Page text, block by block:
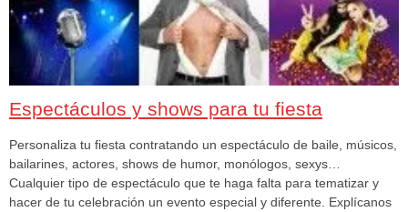
Espectáculos y shows para tu fiesta
Personaliza tu fiesta contratando un espectáculo de baile, músicos,
bailarines, actores, shows de humor, monólogos, sexys…
Cualquier tipo de espectáculo que te haga falta para tematizar y
hacer de tu celebración un evento especial y diferente. Explícanos